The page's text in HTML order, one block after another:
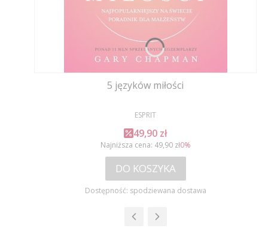
5 języków miłości
PRODUCENT
ESPRIT
Cena promocyjna
49,90 zł
Najniższa cena: 49,90 zł0%
DO KOSZYKA
Dostępność: spodziewana dostawa